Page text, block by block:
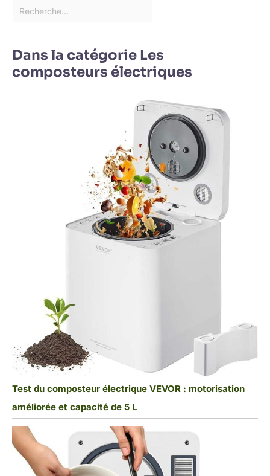
Dans la catégorie Les
composteurs électriques
Test du composteur électrique VEVOR : motorisation
améliorée et capacité de 5 L